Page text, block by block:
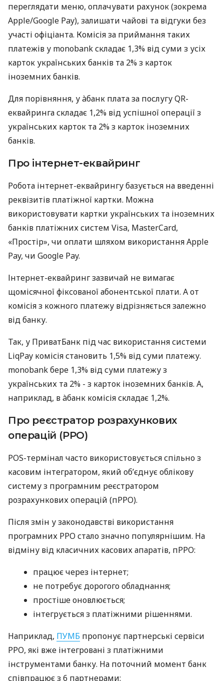
переглядати меню, оплачувати рахунок (зокрема
Apple/Google Pay), залишати чайові та відгуки без
участі офіціанта. Комісія за приймання таких
платежів у monobank складає 1,3% від суми з усіх
карток українських банків та 2% з карток
іноземних банків.
Для порівняння, у àбанк плата за послугу QR-
еквайринга складає 1,2% від успішної операції з
українських карток та 2% з карток іноземних
банків.
Про інтернет-еквайринг
Робота інтернет-еквайрингу базується на введенні
реквізитів платіжної картки. Можна
використовувати картки українських та іноземних
банків платіжних систем Visa, MasterCard,
«Простір», чи оплати шляхом використання Apple
Pay, чи Google Pay.
Інтернет-еквайринг зазвичай не вимагає
щомісячної фіксованої абонентської плати. А от
комісія з кожного платежу відрізняється залежно
від банку.
Так, у ПриватБанк під час використання системи
LiqPay комісія становить 1,5% від суми платежу.
monobank бере 1,3% від суми платежу з
українських та 2% - з карток іноземних банків. А,
наприклад, в àбанк комісія складає 1,2%.
Про реєстратор розрахункових
операцій (РРО)
POS-термінал часто використовується спільно з
касовим інтегратором, який об’єднує облікову
систему з програмним реєстратором
розрахункових операцій (пРРО).
Після змін у законодавстві використання
програмних РРО стало значно популярнішим. На
відміну від класичних касових апаратів, пРРО:
працює через інтернет;
не потребує дорогого обладнання;
простіше оновлюється;
інтегрується з платіжними рішеннями.
Наприклад, ПУМБ пропонує партнерські сервіси
РРО, які вже інтегровані з платіжними
інструментами банку. На поточний момент банк
співпрацює з 6 партнерами: